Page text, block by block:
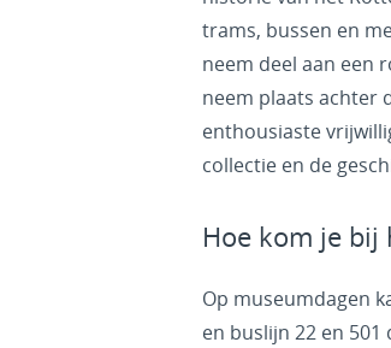
trams, bussen en
neem deel aan een
neem plaats achter
enthousiaste
collectie en de
Hoe kom je bij
Op museumdagen
en buslijn 22 en